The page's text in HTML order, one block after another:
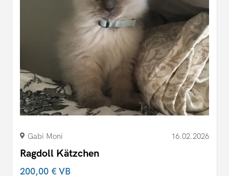
Gabi Moni 16.02.2026
Ragdoll Kätzchen
200,00 €VB